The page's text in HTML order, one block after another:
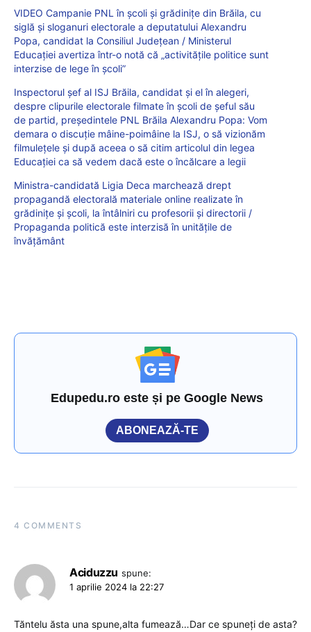
VIDEO Campanie PNL în școli și grădinițe din Brăila, cu
siglă și sloganuri electorale a deputatului Alexandru
Popa, candidat la Consiliul Județean / Ministerul
Educației avertiza într-o notă că „activitățile politice sunt
interzise de lege în școli”
Inspectorul șef al ISJ Brăila, candidat și el în alegeri,
despre clipurile electorale filmate în școli de șeful său
de partid, președintele PNL Brăila Alexandru Popa: Vom
demara o discuție mâine-poimâine la ISJ, o să vizionăm
filmulețele și după aceea o să citim articolul din legea
Educației ca să vedem dacă este o încălcare a legii
Ministra-candidată Ligia Deca marchează drept
propagandă electorală materiale online realizate în
grădinițe și școli, la întâlniri cu profesorii și directorii /
Propaganda politică este interzisă în unitățile de
învățământ
Edupedu.ro este și pe Google News
ABONEAZĂ-TE
4 COMMENTS
Aciduzzu spune:
1 aprilie 2024 la 22:27
Tăntelu ăsta una spune,alta fumează…Dar ce spuneți de asta?